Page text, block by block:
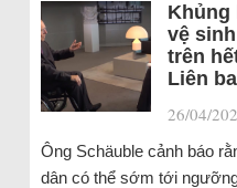
Khủng
vệ
trên
Liên
26/04/
Ông Schäuble cảnh báo
dân có thể sớm tới